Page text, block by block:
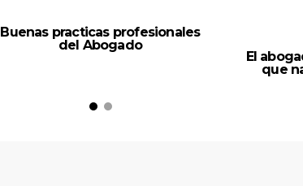
Buenas practicas profesionales
del Abogado
El
que